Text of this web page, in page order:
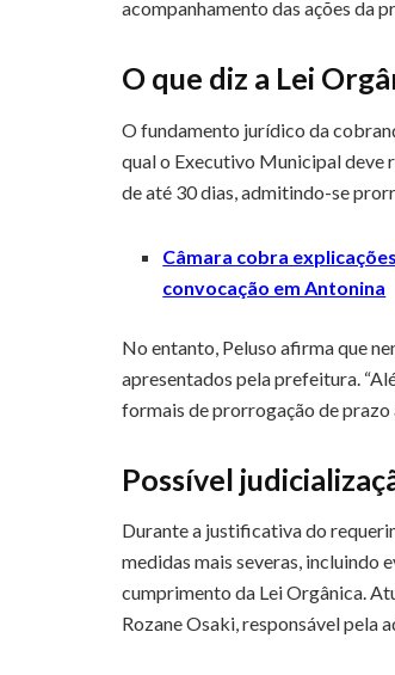
acompanhamento das ações da
O que diz a Lei
O fundamento jurídico da
qual o Executivo Municipal deve
de até 30 dias, admitindo-se
Câmara cobra
convocação em Antonina
No entanto, Peluso afirma que
apresentados pela prefeitura.
formais de prorrogação de prazo
Possível
Durante a justificativa do
medidas mais severas, incluindo
cumprimento da Lei Orgânica.
Rozane Osaki, responsável pela